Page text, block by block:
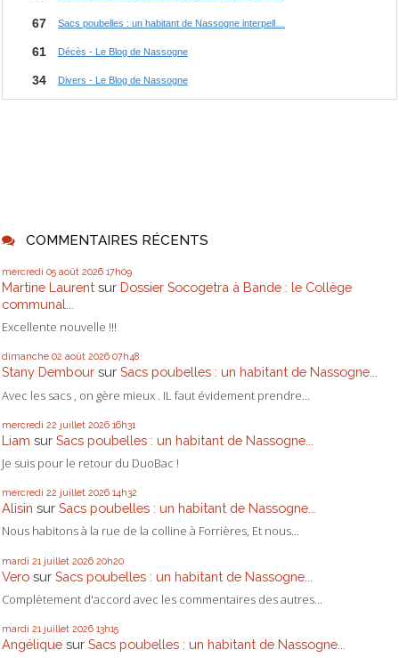
COMMENTAIRES RÉCENTS
mercredi 05 août 2026 17h09
Martine Laurent sur Dossier Socogetra à Bande : le Collège
communal...
Excellente nouvelle !!!
dimanche 02 août 2026 07h48
Stany Dembour sur Sacs poubelles : un habitant de Nassogne...
Avec les sacs , on gère mieux . IL faut évidement prendre...
mercredi 22 juillet 2026 16h31
Liam sur Sacs poubelles : un habitant de Nassogne...
Je suis pour le retour du DuoBac !
mercredi 22 juillet 2026 14h32
Alisin sur Sacs poubelles : un habitant de Nassogne...
Nous habitons à la rue de la colline à Forrières, Et nous...
mardi 21 juillet 2026 20h20
Vero sur Sacs poubelles : un habitant de Nassogne...
Complètement d'accord avec les commentaires des autres...
mardi 21 juillet 2026 13h15
Angélique sur Sacs poubelles : un habitant de Nassogne...